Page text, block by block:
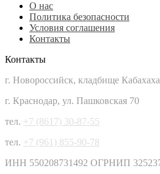
О нас
Политика безопасности
Условия соглашения
Контакты
Контакты
г. Новороссийск, кладбище Кабахаха
г. Краснодар, ул. Пашковская 70
тел. +7 (8617) 30-87-55
тел. +7 (961) 855-90-78
ИНН 550208731492 ОГРНИП